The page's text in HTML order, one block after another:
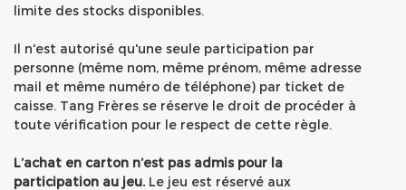
limite des stocks disponibles.
Il n'est autorisé qu'une seule participation par
personne (même nom, même prénom, même adresse
mail et même numéro de téléphone) par ticket de
caisse. Tang Frères se réserve le droit de procéder à
toute vérification pour le respect de cette règle.
L’achat en carton n’est pas admis pour la
participation au jeu. Le jeu est réservé aux